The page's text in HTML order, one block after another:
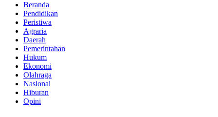
Beranda
Pendidikan
Peristiwa
Agraria
Daerah
Pemerintahan
Hukum
Ekonomi
Olahraga
Nasional
Hiburan
Opini